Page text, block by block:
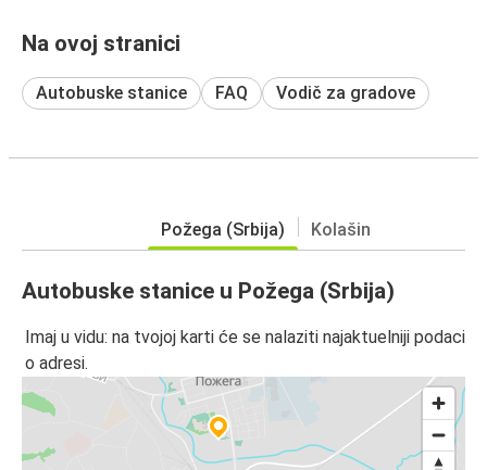
Na ovoj stranici
Autobuske stanice FAQ Vodič za gradove
Požega (Srbija) Kolašin
Autobuske stanice u Požega (Srbija)
Imaj u vidu: na tvojoj karti će se nalaziti najaktuelniji podaci
o adresi.